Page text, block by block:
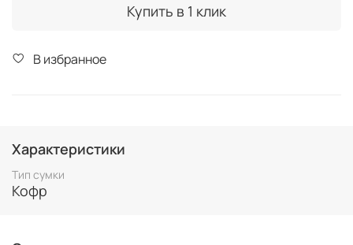
Купить в 1 клик
В избранное
Характеристики
Тип сумки
Кофр